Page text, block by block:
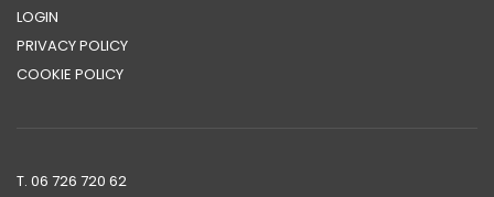
LOGIN
PRIVACY POLICY
COOKIE POLICY
T. 06 726 720 62